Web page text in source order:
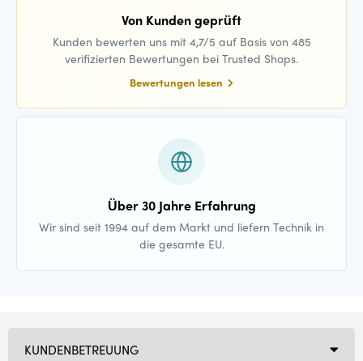
Von Kunden geprüft
Kunden bewerten uns mit 4,7/5 auf Basis von 485
verifizierten Bewertungen bei Trusted Shops.
Bewertungen lesen
Über 30 Jahre Erfahrung
Wir sind seit 1994 auf dem Markt und liefern Technik in
die gesamte EU.
KUNDENBETREUUNG